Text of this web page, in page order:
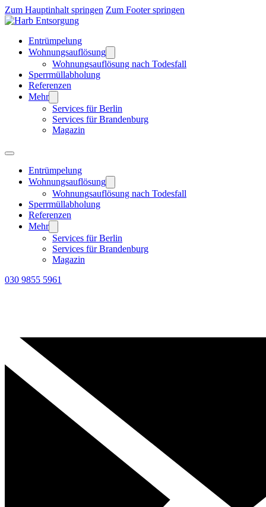
Zum Hauptinhalt springen Zum Footer springen
Entrümpelung
Wohnungsauflösung
Wohnungsauflösung nach Todesfall
Sperrmüllabholung
Referenzen
Mehr
Services für Berlin
Services für Brandenburg
Magazin
Entrümpelung
Wohnungsauflösung
Wohnungsauflösung nach Todesfall
Sperrmüllabholung
Referenzen
Mehr
Services für Berlin
Services für Brandenburg
Magazin
030 9855 5961